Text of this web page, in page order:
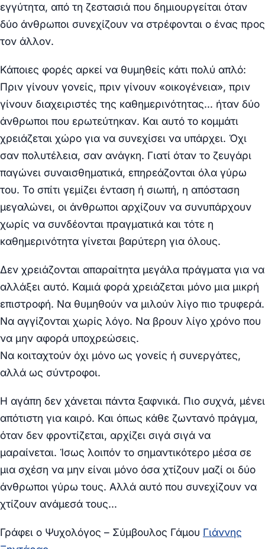
εγγύτητα, από τη ζεστασιά που δημιουργείται όταν
δύο άνθρωποι συνεχίζουν να στρέφονται ο ένας προς
τον άλλον.
Κάποιες φορές αρκεί να θυμηθείς κάτι πολύ απλό:
Πριν γίνουν γονείς, πριν γίνουν «οικογένεια», πριν
γίνουν διαχειριστές της καθημερινότητας… ήταν δύο
άνθρωποι που ερωτεύτηκαν. Και αυτό το κομμάτι
χρειάζεται χώρο για να συνεχίσει να υπάρχει. Όχι
σαν πολυτέλεια, σαν ανάγκη. Γιατί όταν το ζευγάρι
παγώνει συναισθηματικά, επηρεάζονται όλα γύρω
του. Το σπίτι γεμίζει ένταση ή σιωπή, η απόσταση
μεγαλώνει, οι άνθρωποι αρχίζουν να συνυπάρχουν
χωρίς να συνδέονται πραγματικά και τότε η
καθημερινότητα γίνεται βαρύτερη για όλους.
Δεν χρειάζονται απαραίτητα μεγάλα πράγματα για να
αλλάξει αυτό. Καμιά φορά χρειάζεται μόνο μια μικρή
επιστροφή. Να θυμηθούν να μιλούν λίγο πιο τρυφερά.
Να αγγίζονται χωρίς λόγο. Να βρουν λίγο χρόνο που
να μην αφορά υποχρεώσεις.
Να κοιταχτούν όχι μόνο ως γονείς ή συνεργάτες,
αλλά ως σύντροφοι.
Η αγάπη δεν χάνεται πάντα ξαφνικά. Πιο συχνά, μένει
απότιστη για καιρό. Και όπως κάθε ζωντανό πράγμα,
όταν δεν φροντίζεται, αρχίζει σιγά σιγά να
μαραίνεται. Ίσως λοιπόν το σημαντικότερο μέσα σε
μια σχέση να μην είναι μόνο όσα χτίζουν μαζί οι δύο
άνθρωποι γύρω τους. Αλλά αυτό που συνεχίζουν να
χτίζουν ανάμεσά τους…
Γράφει ο Ψυχολόγος – Σύμβουλος Γάμου Γιάννης